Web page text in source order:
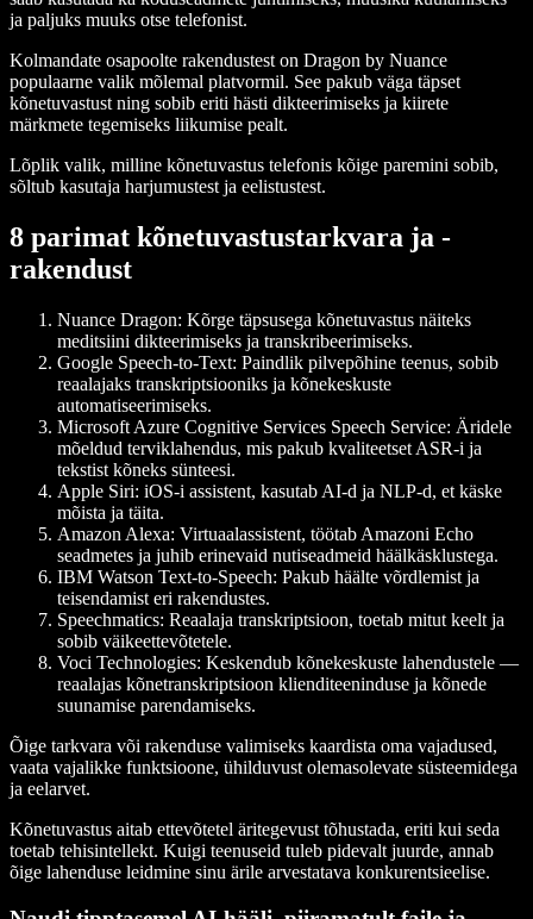
ja paljuks muuks otse telefonist.
Kolmandate osapoolte rakendustest on Dragon by Nuance
populaarne valik mõlemal platvormil. See pakub väga täpset
kõnetuvastust ning sobib eriti hästi dikteerimiseks ja kiirete
märkmete tegemiseks liikumise pealt.
Lõplik valik, milline kõnetuvastus telefonis kõige paremini sobib,
sõltub kasutaja harjumustest ja eelistustest.
8 parimat kõnetuvastustarkvara ja -
rakendust
Nuance Dragon: Kõrge täpsusega kõnetuvastus näiteks
meditsiini dikteerimiseks ja transkribeerimiseks.
Google Speech-to-Text: Paindlik pilvepõhine teenus, sobib
reaalajaks transkriptsiooniks ja kõnekeskuste
automatiseerimiseks.
Microsoft Azure Cognitive Services Speech Service: Äridele
mõeldud terviklahendus, mis pakub kvaliteetset ASR-i ja
tekstist kõneks sünteesi.
Apple Siri: iOS-i assistent, kasutab AI-d ja NLP-d, et käske
mõista ja täita.
Amazon Alexa: Virtuaalassistent, töötab Amazoni Echo
seadmetes ja juhib erinevaid nutiseadmeid häälkäsklustega.
IBM Watson Text-to-Speech: Pakub häälte võrdlemist ja
teisendamist eri rakendustes.
Speechmatics: Reaalaja transkriptsioon, toetab mitut keelt ja
sobib väikeettevõtetele.
Voci Technologies: Keskendub kõnekeskuste lahendustele —
reaalajas kõnetranskriptsioon klienditeeninduse ja kõnede
suunamise parendamiseks.
Õige tarkvara või rakenduse valimiseks kaardista oma vajadused,
vaata vajalikke funktsioone, ühilduvust olemasolevate süsteemidega
ja eelarvet.
Kõnetuvastus aitab ettevõtetel äritegevust tõhustada, eriti kui seda
toetab tehisintellekt. Kuigi teenuseid tuleb pidevalt juurde, annab
õige lahenduse leidmine sinu ärile arvestatava konkurentsieelise.